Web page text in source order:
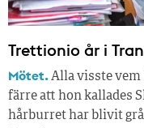
Trettionio år i
Mötet.Alla visste vem
färre att hon kallades
hårburret har blivit